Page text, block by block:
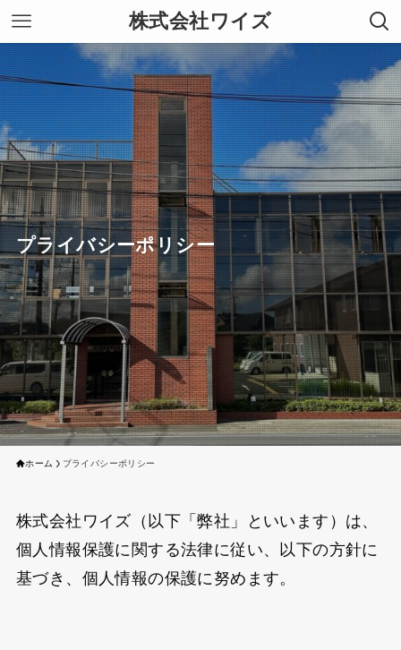
株式会社ワイズ
プライバシーポリシー
ホーム プライバシーポリシー
株式会社ワイズ（以下「弊社」といいます）は、
個人情報保護に関する法律に従い、以下の方針に
基づき、個人情報の保護に努めます。